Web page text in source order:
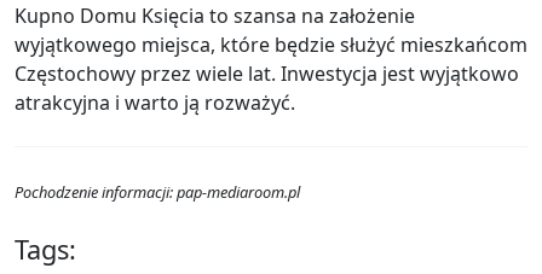
Kupno Domu Księcia to szansa na założenie
wyjątkowego miejsca, które będzie służyć mieszkańcom
Częstochowy przez wiele lat. Inwestycja jest wyjątkowo
atrakcyjna i warto ją rozważyć.
Pochodzenie informacji: pap-mediaroom.pl
Tags: